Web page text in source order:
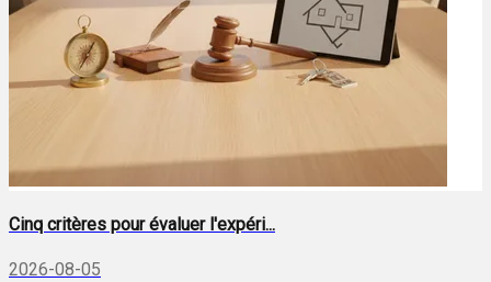
Cinq critères pour évaluer l'expéri...
2026-08-05